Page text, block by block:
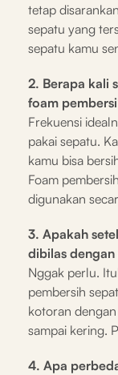
tetap
sepatu yang
sepatu kamu
2. Berapa kali
foam
Frekuensi
pakai sepatu.
kamu bisa
Foam
digunakan
3. Apakah
dibilas dengan
Nggak perlu.
pembersih
kotoran
sampai kering.
4. Apa